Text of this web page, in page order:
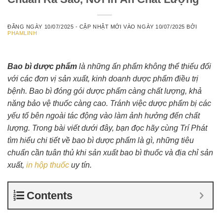
ĐĂNG NGÀY 10/07/2025 - CẬP NHẬT MỚI VÀO NGÀY 10/07/2025 BỞI
PHAMLINH
Bao bì dược phẩm là những ấn phẩm không thể thiếu đối
với các đơn vị sản xuất, kinh doanh dược phẩm điều trị
bệnh. Bao bì đóng gói dược phẩm càng chất lượng, khả
năng bảo vệ thuốc càng cao. Tránh việc dược phẩm bị các
yếu tố bên ngoài tác động vào làm ảnh hưởng đến chất
lượng. Trong bài viết dưới đây, bạn đọc hãy cùng Trí Phát
tìm hiểu chi tiết về bao bì dược phẩm là gì, những tiêu
chuẩn cần tuân thủ khi sản xuất bao bì thuốc và địa chỉ sản
xuất, in hộp thuốc uy tín.
Contents